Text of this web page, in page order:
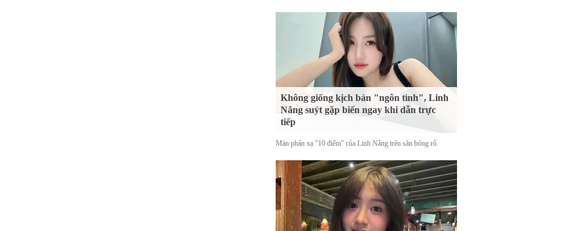
Không giống kịch bản "ngôn tình", Linh
Nắng suýt gặp biến ngay khi dẫn trực
tiếp
Màn phản xạ "10 điểm" của Linh Nắng trên sân bóng rổ.